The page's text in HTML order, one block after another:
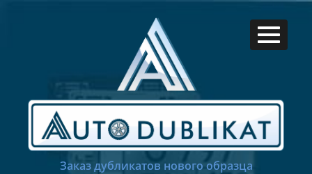
Заказ дубликатов нового образца